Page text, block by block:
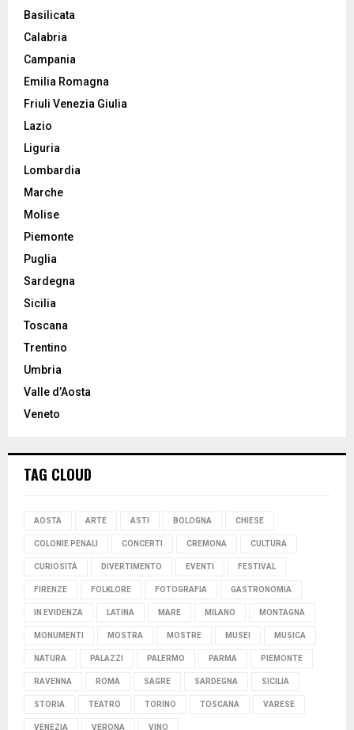
Basilicata
Calabria
Campania
Emilia Romagna
Friuli Venezia Giulia
Lazio
Liguria
Lombardia
Marche
Molise
Piemonte
Puglia
Sardegna
Sicilia
Toscana
Trentino
Umbria
Valle d’Aosta
Veneto
TAG CLOUD
AOSTA ARTE ASTI BOLOGNA CHIESE
COLONIE PENALI CONCERTI CREMONA CULTURA
CURIOSITÀ DIVERTIMENTO EVENTI FESTIVAL
FIRENZE FOLKLORE FOTOGRAFIA GASTRONOMIA
IN EVIDENZA LATINA MARE MILANO MONTAGNA
MONUMENTI MOSTRA MOSTRE MUSEI MUSICA
NATURA PALAZZI PALERMO PARMA PIEMONTE
RAVENNA ROMA SAGRE SARDEGNA SICILIA
STORIA TEATRO TORINO TOSCANA VARESE
VENEZIA VERONA VINO